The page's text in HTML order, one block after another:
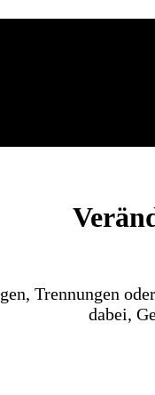
Trennungen
dabei,